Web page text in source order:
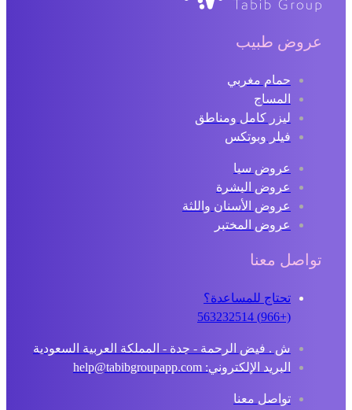
عروض طبيب
حمام مغربي
المساج
ليزر كامل ومناطق
فيلر وبوتكس
عروض سبا
عروض البشرة
عروض الأسنان واللثة
عروض المختبر
تواصل معنا
تحتاج للمساعدة؟
ش . فيض الرحمة - جدة - المملكة العربية السعودية
البريد الإلكتروني: help@tabibgroupapp.com
تواصل معنا